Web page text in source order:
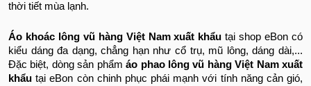
thời tiết mùa lạnh.
Áo khoác lông vũ hàng Việt Nam xuất khẩu tại shop eBon có
kiểu dáng đa dạng, chẳng hạn như cổ trụ, mũ lông, dáng dài,...
Đặc biệt, dòng sản phẩmáo phao lông vũ hàng Việt Nam xuất
khẩu tại eBon còn chinh phục phái mạnh với tính năng cản gió,